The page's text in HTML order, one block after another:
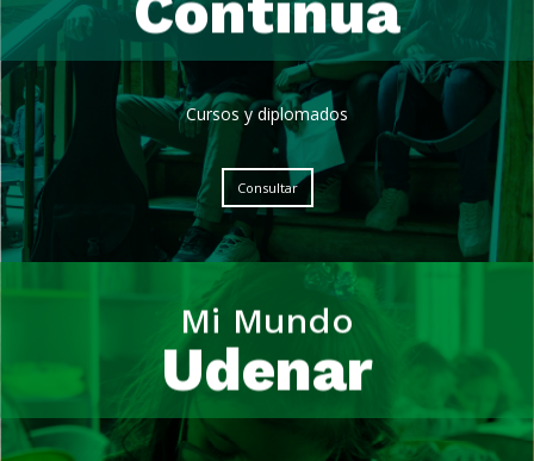
Continua
Cursos y diplomados
Consultar
Mi Mundo
Udenar
Mi Mundo
Udenar